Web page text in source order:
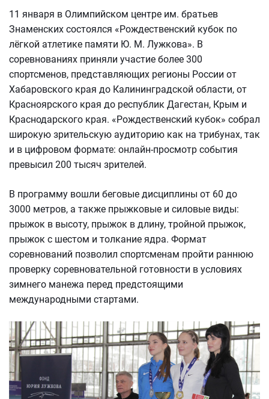
11 января в Олимпийском центре им. братьев
Знаменских состоялся «Рождественский кубок по
лёгкой атлетике памяти Ю. М. Лужкова». В
соревнованиях приняли участие более 300
спортсменов, представляющих регионы России от
Хабаровского края до Калининградской области, от
Красноярского края до республик Дагестан, Крым и
Краснодарского края. «Рождественский кубок» собрал
широкую зрительскую аудиторию как на трибунах, так
и в цифровом формате: онлайн-просмотр события
превысил 200 тысяч зрителей.
В программу вошли беговые дисциплины от 60 до
3000 метров, а также прыжковые и силовые виды:
прыжок в высоту, прыжок в длину, тройной прыжок,
прыжок с шестом и толкание ядра. Формат
соревнований позволил спортсменам пройти раннюю
проверку соревновательной готовности в условиях
зимнего манежа перед предстоящими
международными стартами.